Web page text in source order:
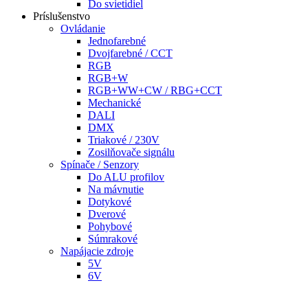
Do svietidiel
Príslušenstvo
Ovládanie
Jednofarebné
Dvojfarebné / CCT
RGB
RGB+W
RGB+WW+CW / RBG+CCT
Mechanické
DALI
DMX
Triakové / 230V
Zosilňovače signálu
Spínače / Senzory
Do ALU profilov
Na mávnutie
Dotykové
Dverové
Pohybové
Súmrakové
Napájacie zdroje
5V
6V